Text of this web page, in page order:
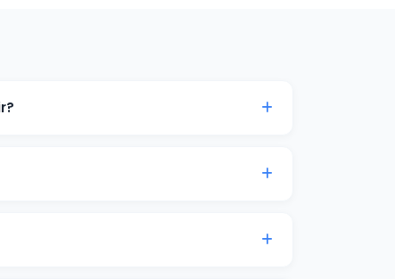
süreç öngörülebilir.
rekabet eder. Denizli işletmelerinde